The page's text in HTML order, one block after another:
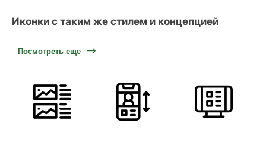
Иконки с таким же стилем и концепцией
Посмотреть еще